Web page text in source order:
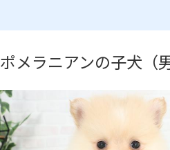
ポメラニアンの子犬